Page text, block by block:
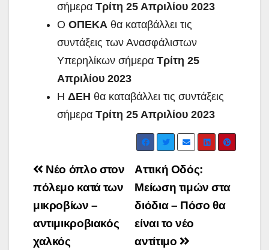
σήμερα Τρίτη 25 Απριλίου 2023
Ο ΟΠΕΚΑ θα καταβάλλει τις
συντάξεις των Ανασφάλιστων
Υπερηλίκων σήμερα Τρίτη 25
Απριλίου 2023
Η ΔΕΗ θα καταβάλλει τις συντάξεις
σήμερα Τρίτη 25 Απριλίου 2023
Post
navigation
Αττική Οδός:
Μείωση τιμών στα
διόδια – Πόσο θα
είναι το νέο
αντίτιμο
Νέο όπλο στον
πόλεμο κατά των
μικροβίων –
αντιμικροβιακός
χαλκός